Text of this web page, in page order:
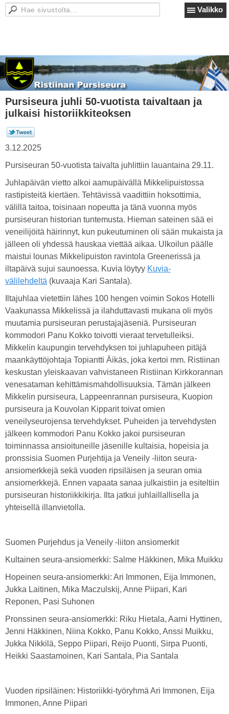
Valikko
Pursiseura juhli 50-vuotista taivaltaan ja
julkaisi historiikkiteoksen
3.12.2025
Pursiseuran 50-vuotista taivalta juhlittiin lauantaina 29.11.
Juhlapäivän vietto alkoi aamupäivällä Mikkelipuistossa
rastipisteitä kiertäen. Tehtävissä vaadittiin hoksottimia,
välillä taitoa, toisinaan nopeutta ja tänä vuonna myös
pursiseuran historian tuntemusta. Hieman sateinen sää ei
veneilijöitä häirinnyt, kun pukeutuminen oli sään mukaista ja
jälleen oli yhdessä hauskaa viettää aikaa. Ulkoilun päälle
maistui lounas Mikkelipuiston ravintola Greenerissä ja
iltapäivä sujui saunoessa. Kuvia löytyy Kuvia-
välilehdeltä (kuvaaja Kari Santala).
Iltajuhlaa vietettiin lähes 100 hengen voimin Sokos Hotelli
Vaakunassa Mikkelissä ja ilahduttavasti mukana oli myös
muutamia pursiseuran perustajajäseniä. Pursiseuran
kommodori Panu Kokko toivotti vieraat tervetulleiksi.
Mikkelin kaupungin tervehdyksen toi juhlapuheen pitäjä
maankäyttöjohtaja Topiantti Äikäs, joka kertoi mm. Ristiinan
keskustan yleiskaavan vahvistaneen Ristiinan Kirkkorannan
venesataman kehittämismahdollisuuksia. Tämän jälkeen
Mikkelin pursiseura, Lappeenrannan pursiseura, Kuopion
pursiseura ja Kouvolan Kipparit toivat omien
veneilyseurojensa tervehdykset. Puheiden ja tervehdysten
jälkeen kommodori Panu Kokko jakoi pursiseuran
toiminnassa ansioituneille jäsenille kultaisia, hopeisia ja
pronssisia Suomen Purjehtija ja Veneily -liiton seura-
ansiomerkkejä sekä vuoden ripsiläisen ja seuran omia
ansiomerkkejä. Ennen vapaata sanaa julkaistiin ja esiteltiin
pursiseuran historiikkikirja. Ilta jatkui juhlaillallisella ja
yhteisellä illanvietolla.
Suomen Purjehdus ja Veneily -liiton ansiomerkit
Kultainen seura-ansiomerkki: Salme Häkkinen, Mika Muikku
Hopeinen seura-ansiomerkki: Ari Immonen, Eija Immonen,
Jukka Laitinen, Mika Maczulskij, Anne Piipari, Kari
Reponen, Pasi Suhonen
Pronssinen seura-ansiomerkki: Riku Hietala, Aarni Hyttinen,
Jenni Häkkinen, Niina Kokko, Panu Kokko, Anssi Muikku,
Jukka Nikkilä, Seppo Piipari, Reijo Puonti, Sirpa Puonti,
Heikki Saastamoinen, Kari Santala, Pia Santala
Vuoden ripsiläinen: Historiikki-työryhmä Ari Immonen, Eija
Immonen, Anne Piipari